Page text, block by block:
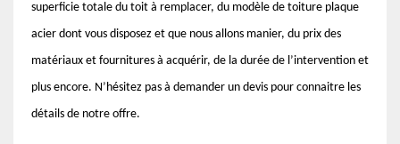
superficie totale du toit à remplacer, du modèle de toiture plaque
acier dont vous disposez et que nous allons manier, du prix des
matériaux et fournitures à acquérir, de la durée de l’intervention et
plus encore. N’hésitez pas à demander un devis pour connaitre les
détails de notre offre.